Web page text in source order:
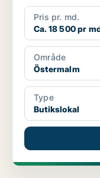
Pris pr. md.
Ca. 18 500 pr
Område
Östermalm
Type
Butikslokal